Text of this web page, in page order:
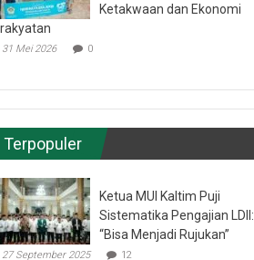
Ketakwaan dan Ekonomi
31 Mei 2026 0
Terpopuler
Ketua MUI Kaltim Puji
Sistematika Pengajian LDII:
“Bisa Menjadi Rujukan”
27 September 2025 12